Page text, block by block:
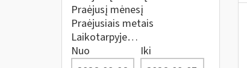
Praėjusį mėnesį
Praėjusiais metais
Laikotarpyje…
Nuo
Iki